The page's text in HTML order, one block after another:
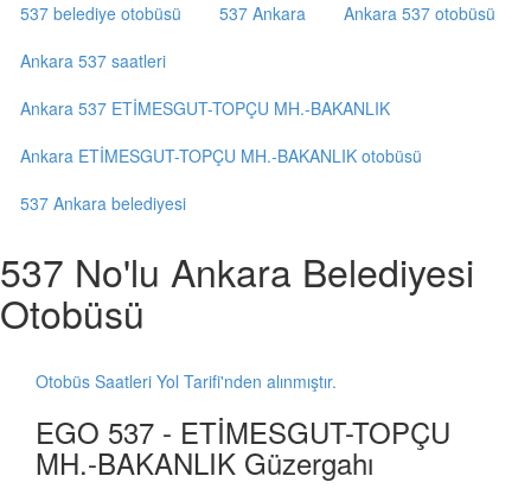
537 belediye otobüsü
537 Ankara
Ankara 537 otobüsü
Ankara 537 saatleri
Ankara 537 ETİMESGUT-TOPÇU MH.-BAKANLIK
Ankara ETİMESGUT-TOPÇU MH.-BAKANLIK otobüsü
537 Ankara belediyesi
537 No'lu Ankara Belediyesi
Otobüsü
Otobüs Saatleri Yol Tarifi'nden alınmıştır.
EGO 537 - ETİMESGUT-TOPÇU
MH.-BAKANLIK Güzergahı